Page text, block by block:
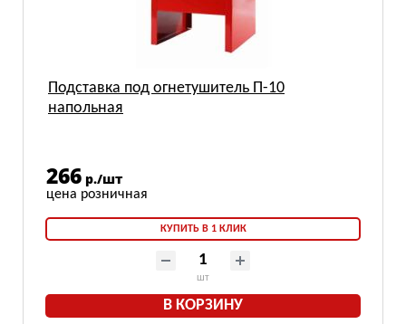
Подставка под огнетушитель П-10
напольная
266 р./шт
КУПИТЬ В 1 КЛИК
шт
В КОРЗИНУ